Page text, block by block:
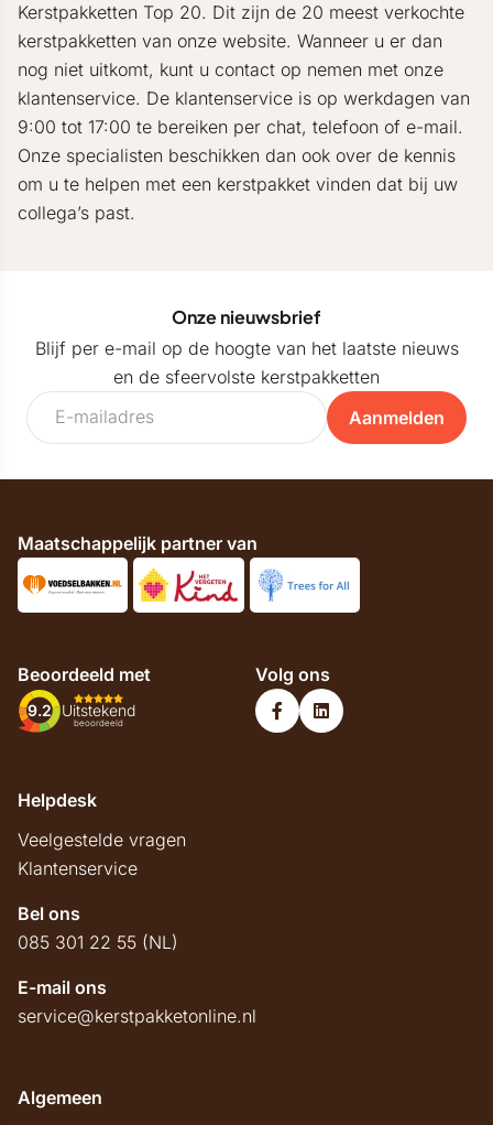
Kerstpakketten Top 20. Dit zijn de 20 meest verkochte
kerstpakketten van onze website. Wanneer u er dan
nog niet uitkomt, kunt u contact op nemen met onze
klantenservice. De klantenservice is op werkdagen van
9:00 tot 17:00 te bereiken per chat, telefoon of e-mail.
Onze specialisten beschikken dan ook over de kennis
om u te helpen met een kerstpakket vinden dat bij uw
collega’s past.
Onze nieuwsbrief
Blijf per e-mail op de hoogte van het laatste nieuws
en de sfeervolste kerstpakketten
Aanmelden
Maatschappelijk partner van
Beoordeeld met
9.2 Uitstekend
beoordeeld
Volg ons
Helpdesk
Veelgestelde vragen
Klantenservice
Bel ons
085 301 22 55 (NL)
E-mail ons
service@kerstpakketonline.nl
Algemeen